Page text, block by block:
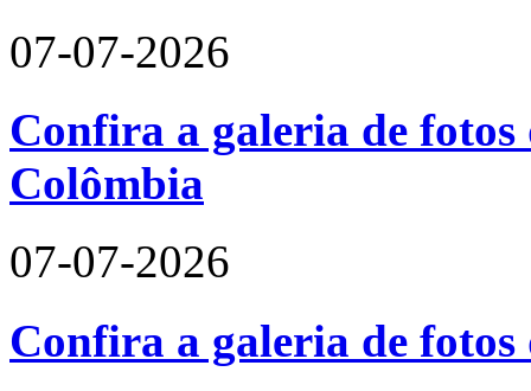
07-07-2026
Confira a galeria de fotos
Colômbia
07-07-2026
Confira a galeria de